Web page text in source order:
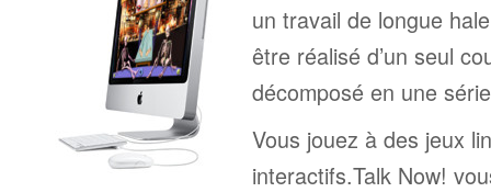
un travail de longue
être réalisé d’un seul
décomposé en une
Vous jouez à des jeux
interactifs.Talk Now!